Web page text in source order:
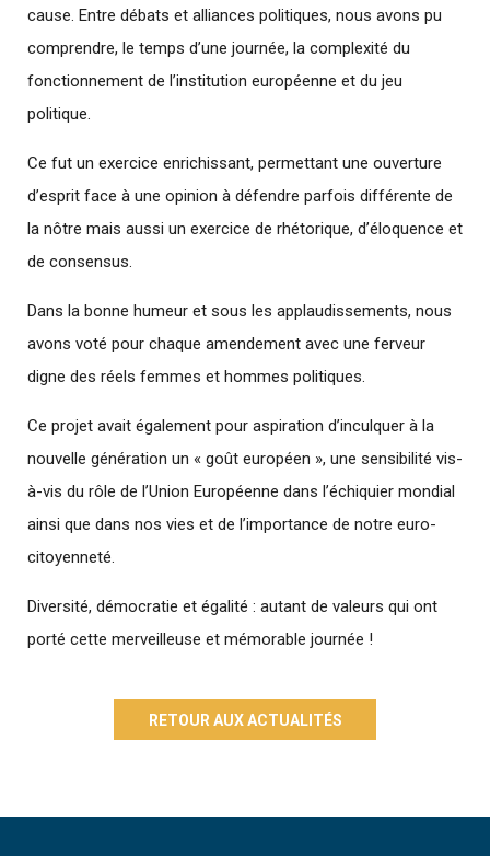
cause. Entre débats et alliances politiques, nous avons pu
comprendre, le temps d’une journée, la complexité du
fonctionnement de l’institution européenne et du jeu
politique.
Ce fut un exercice enrichissant, permettant une ouverture
d’esprit face à une opinion à défendre parfois différente de
la nôtre mais aussi un exercice de rhétorique, d’éloquence et
de consensus.
Dans la bonne humeur et sous les applaudissements, nous
avons voté pour chaque amendement avec une ferveur
digne des réels femmes et hommes politiques.
Ce projet avait également pour aspiration d’inculquer à la
nouvelle génération un « goût européen », une sensibilité vis-
à-vis du rôle de l’Union Européenne dans l’échiquier mondial
ainsi que dans nos vies et de l’importance de notre euro-
citoyenneté.
Diversité, démocratie et égalité : autant de valeurs qui ont
porté cette merveilleuse et mémorable journée !
RETOUR AUX ACTUALITÉS